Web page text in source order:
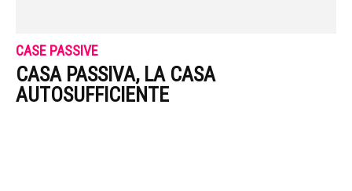
CASE PASSIVE
CASA PASSIVA, LA CASA
AUTOSUFFICIENTE